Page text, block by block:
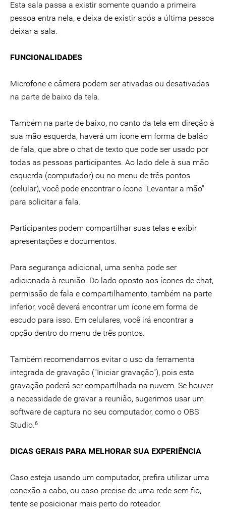
Esta sala passa a existir somente quando a primeira
pessoa entra nela, e deixa de existir após a última pessoa
deixar a sala.
FUNCIONALIDADES
Microfone e câmera podem ser ativadas ou desativadas
na parte de baixo da tela.
Também na parte de baixo, no canto da tela em direção à
sua mão esquerda, haverá um ícone em forma de balão
de fala, que abre o chat de texto que pode ser usado por
todas as pessoas participantes. Ao lado dele à sua mão
esquerda (computador) ou no menu de três pontos
(celular), você pode encontrar o ícone "Levantar a mão"
para solicitar a fala.
Participantes podem compartilhar suas telas e exibir
apresentações e documentos.
Para segurança adicional, uma senha pode ser
adicionada à reunião. Do lado oposto aos ícones de chat,
permissão de fala e compartilhamento, também na parte
inferior, você deverá encontrar um ícone em forma de
escudo para isso. Em celulares, você irá encontrar a
opção dentro do menu de três pontos.
Também recomendamos evitar o uso da ferramenta
integrada de gravação ("Iniciar gravação"), pois esta
gravação poderá ser compartilhada na nuvem. Se houver
a necessidade de gravar a reunião, sugerimos usar um
software de captura no seu computador, como o OBS
Studio.6
DICAS GERAIS PARA MELHORAR SUA EXPERIÊNCIA
Caso esteja usando um computador, prefira utilizar uma
conexão a cabo, ou caso precise de uma rede sem fio,
tente se posicionar mais perto do roteador.